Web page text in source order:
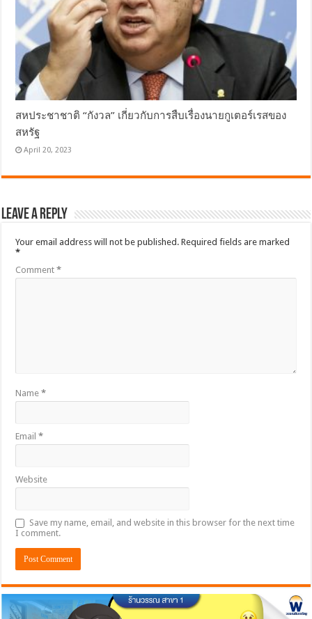
สหประชาชาติ “กังวล” เกี่ยวกับการสืบเรื่องนายกูเตอร์เรสของ
สหรัฐ
April 20, 2023
Leave a Reply
Your email address will not be published. Required fields are marked
*
Comment*
Name*
Email*
Website
Save my name, email, and website in this browser for the next time
I comment.